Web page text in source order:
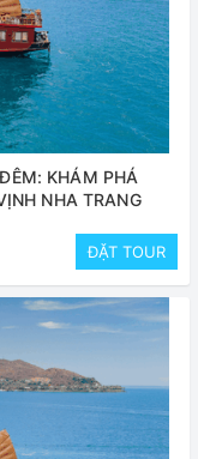
KHÁM PHÁ
NHA TRANG
ĐẶT TOUR